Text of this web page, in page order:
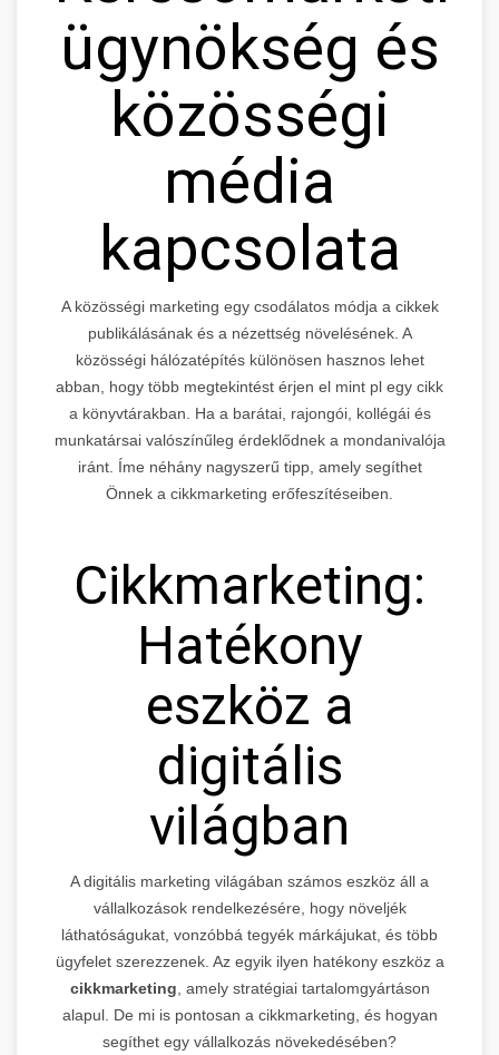
ügynökség és
közösségi
média
kapcsolata
A közösségi marketing egy csodálatos módja a cikkek
publikálásának és a nézettség növelésének. A
közösségi hálózatépítés különösen hasznos lehet
abban, hogy több megtekintést érjen el mint pl egy cikk
a könyvtárakban. Ha a barátai, rajongói, kollégái és
munkatársai valószínűleg érdeklődnek a mondanivalója
iránt. Íme néhány nagyszerű tipp, amely segíthet
Önnek a cikkmarketing erőfeszítéseiben.
Cikkmarketing:
Hatékony
eszköz a
digitális
világban
A digitális marketing világában számos eszköz áll a
vállalkozások rendelkezésére, hogy növeljék
láthatóságukat, vonzóbbá tegyék márkájukat, és több
ügyfelet szerezzenek. Az egyik ilyen hatékony eszköz a
cikkmarketing , amely stratégiai tartalomgyártáson
alapul. De mi is pontosan a cikkmarketing, és hogyan
segíthet egy vállalkozás növekedésében?